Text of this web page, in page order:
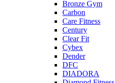
Bronze Gym
Carbon
Care Fitness
Century
Clear Fit
Cybex
Dender
DFC
DIADORA